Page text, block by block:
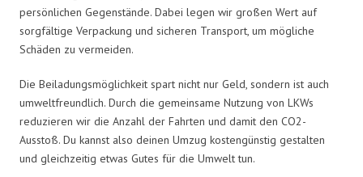
persönlichen Gegenstände. Dabei legen wir großen Wert auf
sorgfältige Verpackung und sicheren Transport, um mögliche
Schäden zu vermeiden.
Die Beiladungsmöglichkeit spart nicht nur Geld, sondern ist auch
umweltfreundlich. Durch die gemeinsame Nutzung von LKWs
reduzieren wir die Anzahl der Fahrten und damit den CO2-
Ausstoß. Du kannst also deinen Umzug kostengünstig gestalten
und gleichzeitig etwas Gutes für die Umwelt tun.